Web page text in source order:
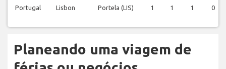
Portugal Lisbon Portela (LIS) 1 1 1 0
Planeando uma viagem de